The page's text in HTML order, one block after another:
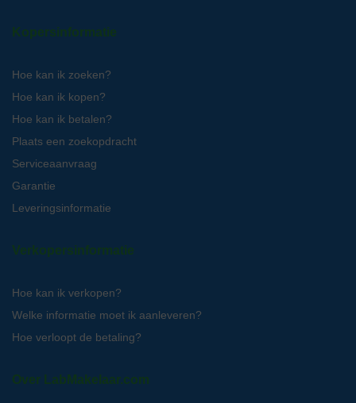
Kopersinformatie
Hoe kan ik zoeken?
Hoe kan ik kopen?
Hoe kan ik betalen?
Plaats een zoekopdracht
Serviceaanvraag
Garantie
Leveringsinformatie
Verkopersinformatie
Hoe kan ik verkopen?
Welke informatie moet ik aanleveren?
Hoe verloopt de betaling?
Over LabMakelaar.com